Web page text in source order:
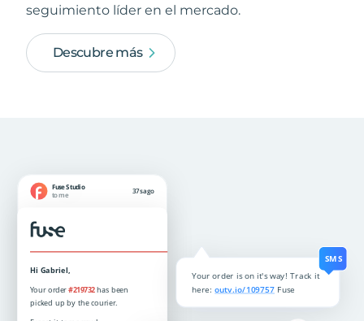
seguimiento líder en el mercado.
Descubre más